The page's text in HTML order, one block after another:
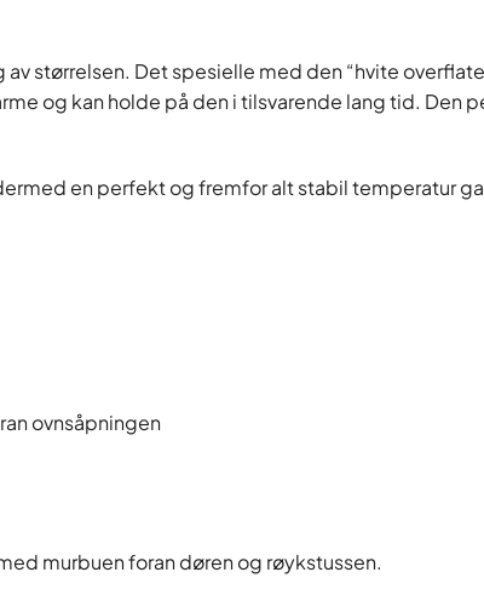
størrelsen. Det spesielle med den “hvite
og kan holde på den i tilsvarende lang tid. Den
en perfekt og fremfor alt stabil temperatur
ovnsåpningen
murbuen foran døren og røykstussen.